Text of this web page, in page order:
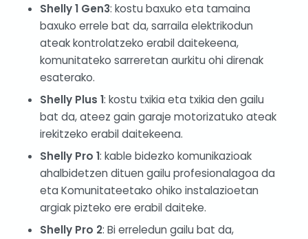
Shelly 1 Gen3: kostu baxuko eta tamaina
baxuko errele bat da, sarraila elektrikodun
ateak kontrolatzeko erabil daitekeena,
komunitateko sarreretan aurkitu ohi direnak
esaterako.
Shelly Plus 1: kostu txikia eta txikia den gailu
bat da, ateez gain garaje motorizatuko ateak
irekitzeko erabil daitekeena.
Shelly Pro 1: kable bidezko komunikazioak
ahalbidetzen dituen gailu profesionalagoa da
eta Komunitateetako ohiko instalazioetan
argiak pizteko ere erabil daiteke.
Shelly Pro 2: Bi erreledun gailu bat da,